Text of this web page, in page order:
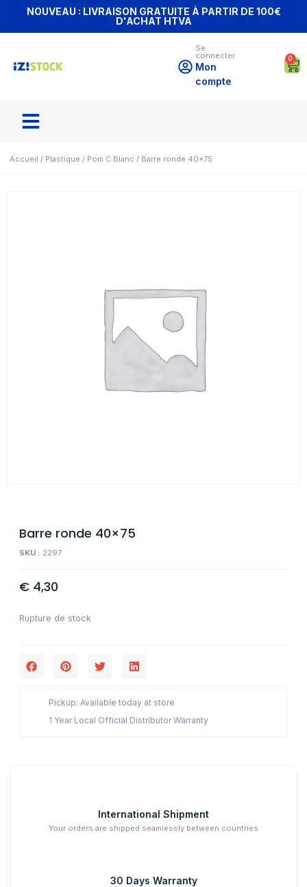
NOUVEAU : LIVRAISON GRATUITE À PARTIR DE 100€
D'ACHAT HTVA
Se
connecter
Mon
compte
0
Accueil / Plastique / Pom C Blanc / Barre ronde 40×75
Barre ronde 40×75
SKU : 2297
€ 4,30
Rupture de stock
Pickup: Available today at store
1 Year Local Official Distributor Warranty
International Shipment
Your orders are shipped seamlessly between countries
30 Days Warranty